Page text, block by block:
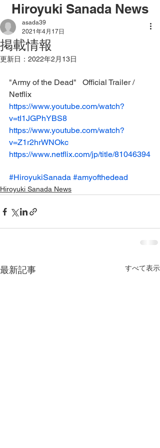
Hiroyuki Sanada News
掲載情報
asada39
2021年4月17日
更新日： 2022年2月13日
"Army of the Dead"   Official Trailer /
Netflix
https://www.youtube.com/watch?
v=tI1JGPhYBS8
https://www.youtube.com/watch?
v=Z1r2hrWNOkc
https://www.netflix.com/jp/title/81046394
#HiroyukiSanada #amyofthedead
Hiroyuki Sanada News
最新記事 すべて表示